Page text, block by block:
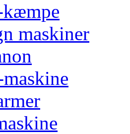
maskiner